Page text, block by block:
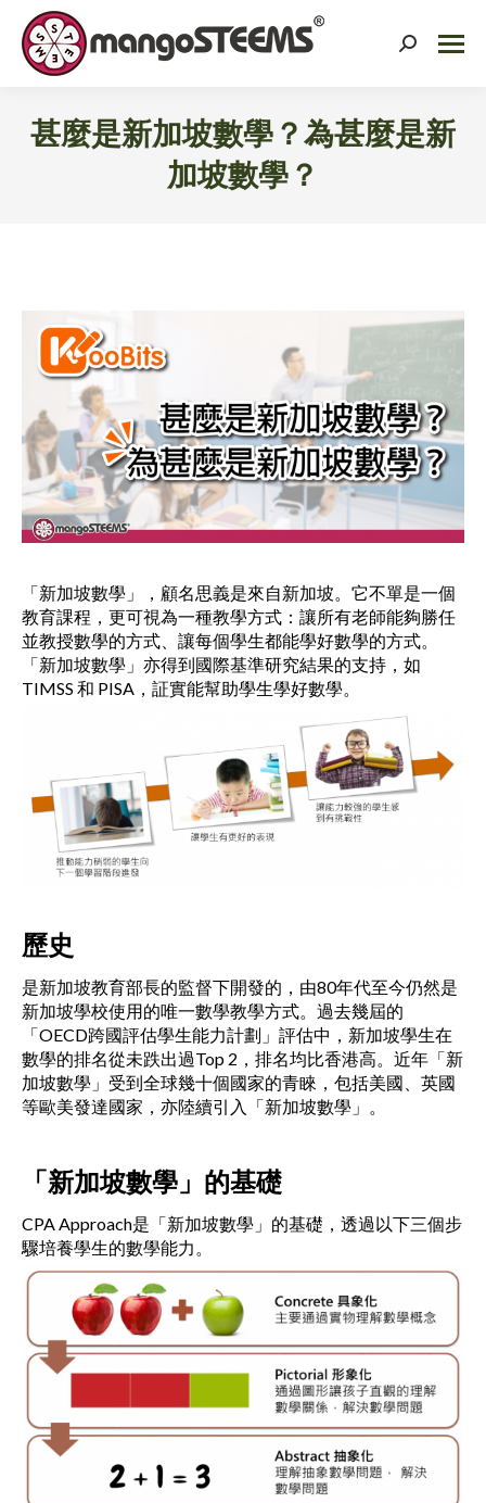
Search:
甚麼是新加坡數學？為甚麼是新
加坡數學？
「新加坡數學」，顧名思義是來自新加坡。它不單是一個
教育課程，更可視為一種教學方式：讓所有老師能夠勝任
並教授數學的方式、讓每個學生都能學好數學的方式。
「新加坡數學」亦得到國際基準研究結果的支持，如
TIMSS 和 PISA，証實能幫助學生學好數學。
歷史
是新加坡教育部長的監督下開發的，由80年代至今仍然是
新加坡學校使用的唯一數學教學方式。過去幾屆的
「OECD跨國評估學生能力計劃」評估中，新加坡學生在
數學的排名從未跌出過Top 2，排名均比香港高。近年「新
加坡數學」受到全球幾十個國家的青睞，包括美國、英國
等歐美發達國家，亦陸續引入「新加坡數學」。
「新加坡數學」的基礎
CPA Approach是「新加坡數學」的基礎，透過以下三個步
驟培養學生的數學能力。